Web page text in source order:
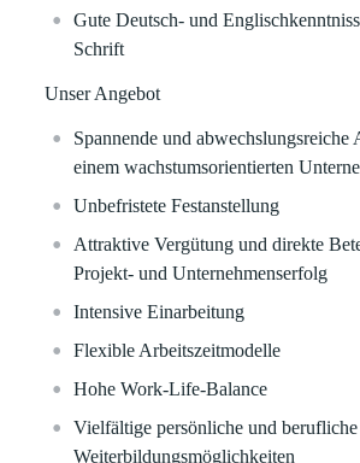
Gute Deutsch- und
Schrift
Unser Angebot
Spannende und abwechslungsreiche
einem wachstumsorientierten
Unbefristete Festanstellung
Attraktive Vergütung und direkte
Projekt- und Unternehmenserfolg
Intensive Einarbeitung
Flexible Arbeitszeitmodelle
Hohe Work-Life-Balance
Vielfältige persönliche und berufliche
Weiterbildungsmöglichkeiten